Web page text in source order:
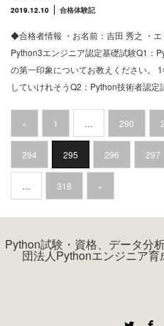
2019.12.10 合格体験記
◆合格者情報 ・お名前：吉田 秀之 ・エ
Python3エンジニア認定基礎試験Q1：
の第一印象についてお教えください。
していけれそうQ2：Python技術者認
« 1 … 290
294 295 296 297
… 318 »
Python試験・資格、データ分
団法人Pythonエンジニア
RSS